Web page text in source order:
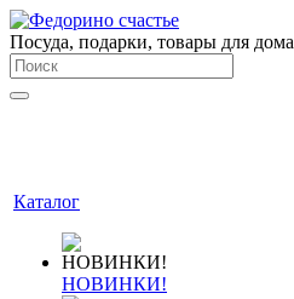
Посуда, подарки, товары для дома
Каталог
НОВИНКИ!